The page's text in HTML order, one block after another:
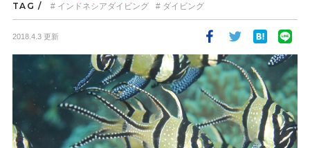
TAG / インドネシアダイビング ダイビング
2018.4.3 更新